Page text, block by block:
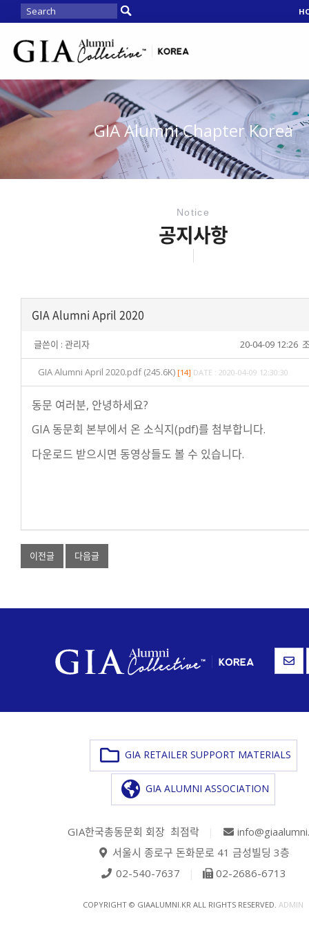
GIA Alumni Chapter Korea
Notice
공지사항
GIA Alumni April 2020
글쓴이 : 관리자 20-04-09 12:26
GIA Alumni April 2020.pdf (245.6K) [14] DATE : 2020-04-09 12:30:30
동문 여러분, 안녕하세요?
GIA 동문회 본부에서 온 소식지(pdf)를 첨부합니다.
다운로드 받으시면 동영상들도 볼 수 있습니다.
이전글 다음글
GIA RETAILER SUPPORT MATERIALS
GIA ALUMNI ASSOCIATION
GIA한국총동문회 회장 최점락
서울시 종로구 돈화문로 41 금성빌딩 3층
02-540-7637
02-2686-6713
COPYRIGHT © GIAALUMNI.KR ALL RIGHTS RESERVED. ADMIN